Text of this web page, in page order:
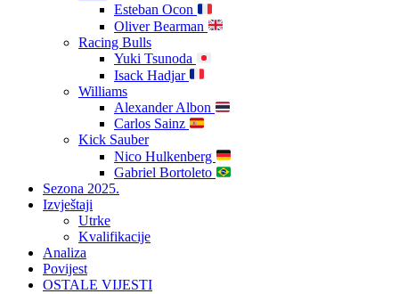
Esteban Ocon
Oliver Bearman
Racing Bulls
Yuki Tsunoda
Isack Hadjar
Williams
Alexander Albon
Carlos Sainz
Kick Sauber
Nico Hulkenberg
Gabriel Bortoleto
Sezona 2025.
Izvještaji
Utrke
Kvalifikacije
Analiza
Povijest
OSTALE VIJESTI